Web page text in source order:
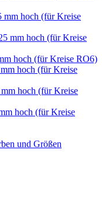
mm hoch (für Kreise
mm hoch (für Kreise
hoch (für Kreise RO6)
hoch (für Kreise
hoch (für Kreise
hoch (für Kreise
und Größen